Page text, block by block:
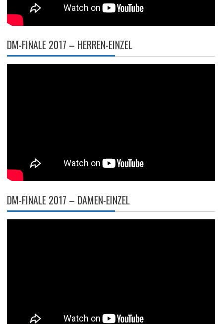
DM-FINALE 2017 – HERREN-EINZEL
DM-FINALE 2017 – DAMEN-EINZEL